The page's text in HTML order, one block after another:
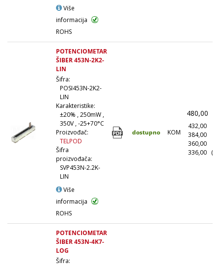
Više
informacija
ROHS
POTENCIOMETAR
ŠIBER 453N-2K2-
LIN
Šifra:
POSI453N-2K2-
LIN
Karakteristike:
±20% , 250mW ,
350V , -25+70°C
Proizvođač:
TELPOD
Šifra
proizvođača:
SVP453N-2.2K-
LIN
Više
informacija
ROHS
dostupno KOM
480,00
432,00
384,00
360,00
336,00
POTENCIOMETAR
ŠIBER 453N-4K7-
LOG
Šifra: